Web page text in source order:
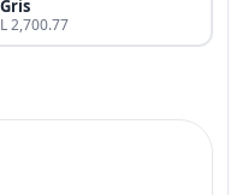
Gris
L 2,700.77